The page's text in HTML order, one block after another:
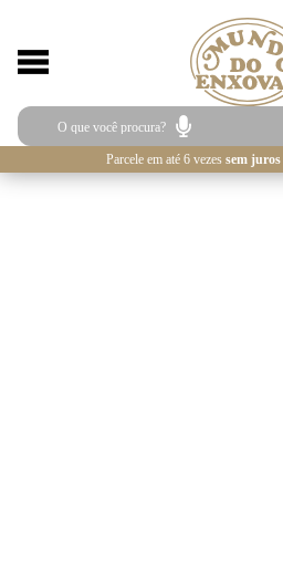
Parcele em até 6 vezes sem juros